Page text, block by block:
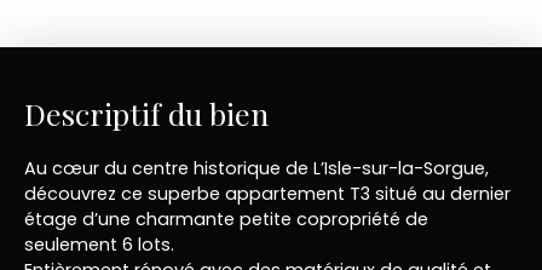
Descriptif du bien
Au cœur du centre historique de L’Isle-sur-la-Sorgue,
découvrez ce superbe appartement T3 situé au dernier
étage d’une charmante petite copropriété de
seulement 6 lots.